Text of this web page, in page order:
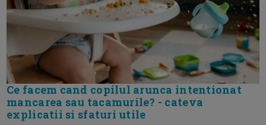
Ce facem cand copilul arunca intentionat
mancarea sau tacamurile? - cateva
explicatii si sfaturi utile